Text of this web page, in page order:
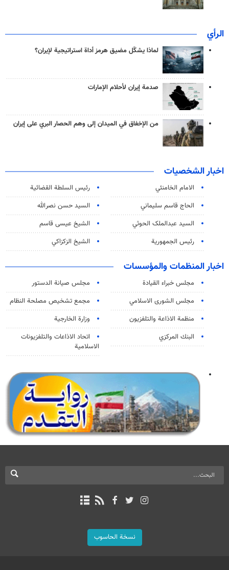
الرأي
لماذا يشكّل مضيق هرمز أداة استراتيجية لإيران؟
صدمة إيران لأحلام الإمارات
من الإخفاق في الميدان إلى وهم الحصار البري على إيران
اخبار الشخصيات
الامام الخامنئي
رئیس السلطة القضائیة
الحاج قاسم سليماني
السيد حسن نصرالله
السید عبدالملک الحوثي
الشيخ عيسى قاسم
رئيس الجمهورية
الشيخ الزكزاكي
اخبار المنظمات والمؤسسات
مجلس خبراء القيادة
مجلس صيانة الدستور
مجلس الشورى الاسلامي
مجمع تشخيص مصلحة النظام
منظمة الاذاعة والتلفزیون
وزارة الخارجية
البنك المركزي
اتحاد الاذاعات والتلفزيونات
الاسلامية
نسخة الحاسوب